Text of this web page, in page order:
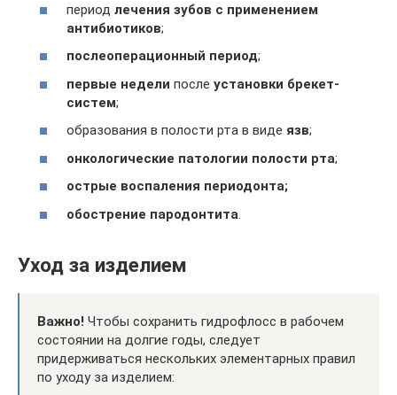
период лечения зубов с применением
антибиотиков;
послеоперационный период;
первые недели после установки брекет-
систем;
образования в полости рта в виде язв;
онкологические патологии полости рта;
острые воспаления периодонта;
обострение пародонтита.
Уход за изделием
Важно! Чтобы сохранить гидрофлосс в рабочем
состоянии на долгие годы, следует
придерживаться нескольких элементарных правил
по уходу за изделием: